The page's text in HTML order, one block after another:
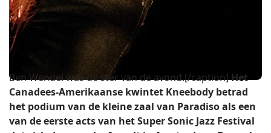
Ben Wendel was de ster van de avond.[/caption]Het
Canadees-Amerikaanse kwintet Kneebody betrad
het podium van de kleine zaal van Paradiso als een
van de eerste acts van het Super Sonic Jazz Festival